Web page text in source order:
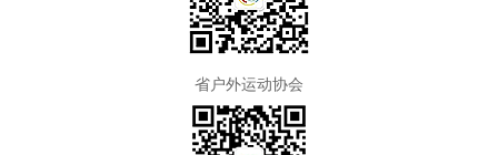
省户外运动协会